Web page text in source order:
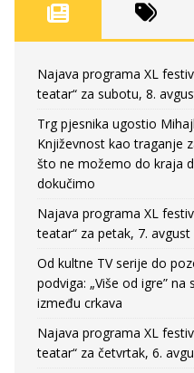
FOKUS
Najava programa XL
teatar“ za subotu, 8.
Trg pjesnika ugostio
Književnost kao traganje
što ne možemo do kraja
dokučimo
Najava programa XL
teatar“ za petak, 7. avgust
Od kultne TV serije do
podviga: „Više od igre” na
između crkava
Najava programa XL
teatar“ za četvrtak, 6.